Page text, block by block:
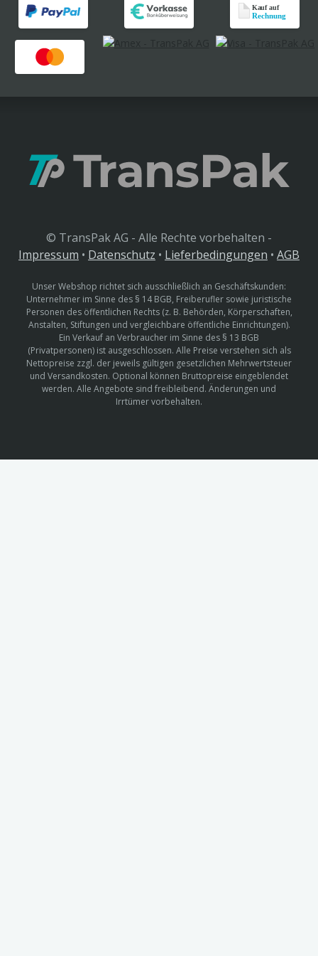
© TransPak AG - Alle Rechte vorbehalten -
Impressum • Datenschutz • Lieferbedingungen • AGB
Unser Webshop richtet sich ausschließlich an Geschäftskunden:
Unternehmer im Sinne des § 14 BGB, Freiberufler sowie juristische
Personen des öffentlichen Rechts (z. B. Behörden, Körperschaften,
Anstalten, Stiftungen und vergleichbare öffentliche Einrichtungen).
Ein Verkauf an Verbraucher im Sinne des § 13 BGB
(Privatpersonen) ist ausgeschlossen. Alle Preise verstehen sich als
Nettopreise zzgl. der jeweils gültigen gesetzlichen Mehrwertsteuer
und Versandkosten. Optional können Bruttopreise eingeblendet
werden. Alle Angebote sind freibleibend. Änderungen und
Irrtümer vorbehalten.